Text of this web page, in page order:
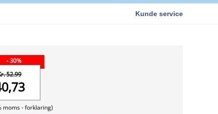
Kunde service
- 30%
52.99
moms -forklaring)